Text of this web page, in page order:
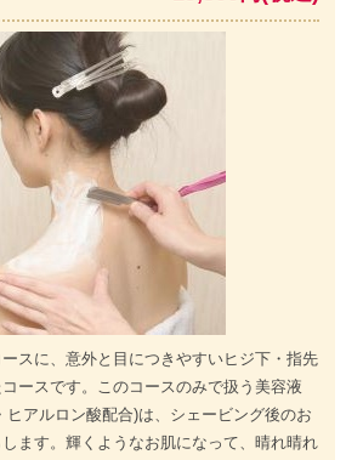
スに、意外と目につきやすいヒジ下・指先
ースです。このコースのみで扱う美容液
ヒアルロン酸配合)は、シェービング後のお
ます。輝くようなお肌になって、晴れ晴れ